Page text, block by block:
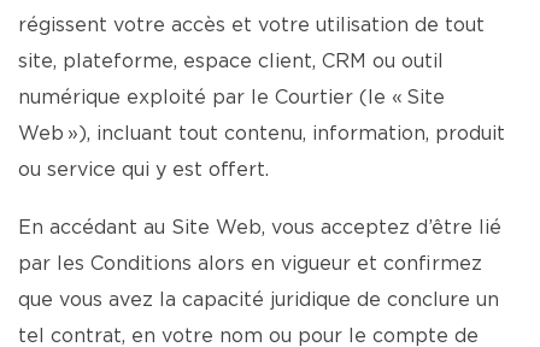
régissent votre accès et votre utilisation de tout
site, plateforme, espace client, CRM ou outil
numérique exploité par le Courtier (le « Site
Web »), incluant tout contenu, information, produit
ou service qui y est offert.
En accédant au Site Web, vous acceptez d’être lié
par les Conditions alors en vigueur et confirmez
que vous avez la capacité juridique de conclure un
tel contrat, en votre nom ou pour le compte de